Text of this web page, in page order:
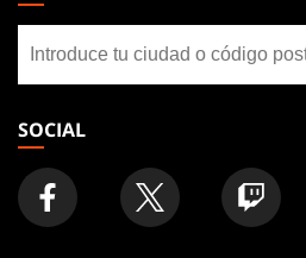
GATHERING
FOOTER
una
tienda
SOCIAL